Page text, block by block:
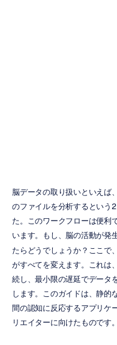
脳データの取り扱いといえば
のファイルを分析するという
た。このワークフローは便利
います。もし、脳の活動が発
たらどうでしょうか？ここで、
がすべてを変えます。これは
続し、最小限の遅延でデータ
します。このガイドは、静的
間の認知に反応するアプリケ
リエイターに向けたものです。